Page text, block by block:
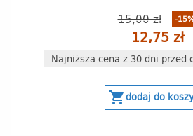
15,00 zł -
12,75 zł
Najniższa cena z 30 dni przed
shopping_cartdodaj do